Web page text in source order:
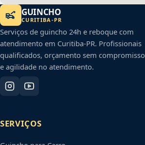
GUINCHO
CURITIBA -PR
Serviços de guincho 24h e reboque com
atendimento em Curitiba-PR. Profissionais
qualificados, orçamento sem compromisso
e agilidade no atendimento.
SERVIÇOS